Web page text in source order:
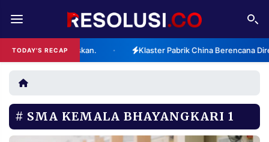
TODAY'S RECAP
Memuaskan. • Klaster Pabrik China Berencana
REDAKSI TENTANG
RESOLUSI IKLAN
RUBRIKASI
EDITORIAL AKSARA
SMA KEMALA BHAYANGKARI 1